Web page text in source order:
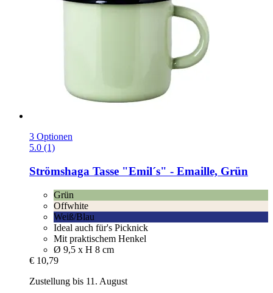
3 Optionen
5.0 (1)
Strömshaga Tasse "Emil´s" -​ Emaille, Grün
Grün
Offwhite
Weiß/Blau
Ideal auch für's Picknick
Mit praktischem Henkel
Ø 9,5 x H 8 cm
€ 10,79
Zustellung bis 11. August